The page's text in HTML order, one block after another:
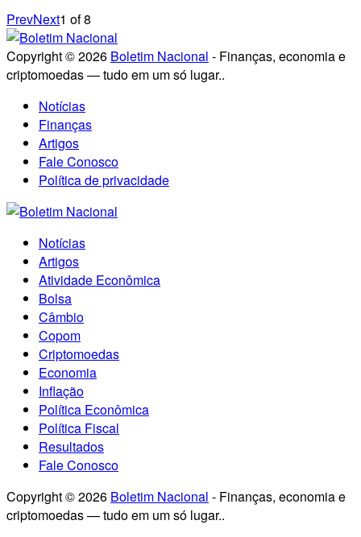
PrevNext1 of8
Copyright © 2026 Boletim Nacional - Finanças, economia e
criptomoedas — tudo em um só lugar..
Notícias
Finanças
Artigos
Fale Conosco
Política de privacidade
Notícias
Artigos
Atividade Econômica
Bolsa
Câmbio
Copom
Criptomoedas
Economia
Inflação
Política Econômica
Política Fiscal
Resultados
Fale Conosco
Copyright © 2026 Boletim Nacional - Finanças, economia e
criptomoedas — tudo em um só lugar..